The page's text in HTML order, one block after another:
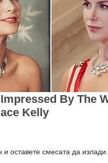
и оставете смесата да излади.